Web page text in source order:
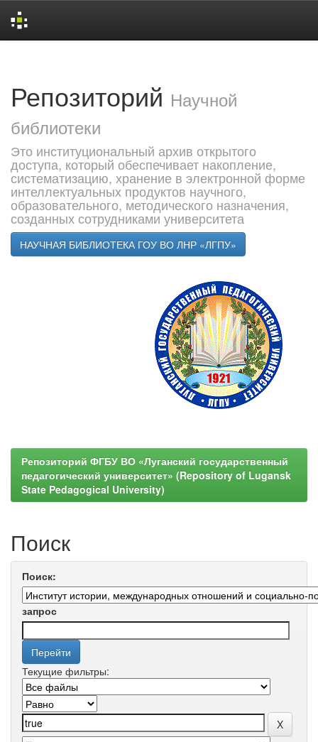
Репозиторий Научной
библиотеки
Это институциональный архив открытого
доступа, который обеспечивает накопление,
систематизацию, хранение в электронной форме
интеллектуальных продуктов научного,
образовательного, методического назначения,
созданных сотрудниками университета
НАУЧНАЯ БИБЛИОТЕКА ГОУ ВО ЛНР «ЛГПУ»
Репозиторий ФГБУ ВО «Луганский государственный
педагогический университет» (Repository of Lugansk
State Pedagogical University)
Поиск
Поиск:
запрос
Текущие фильтры: